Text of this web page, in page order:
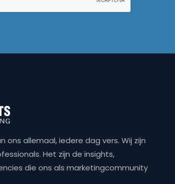
allemaal, iedere dag vers. Wij zijn
Het zijn de insights,
die ons als marketingcommunity